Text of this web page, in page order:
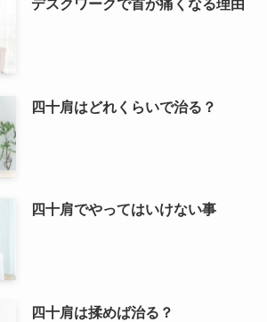
デスクワークで首が痛くなる理由
四十肩はどれくらいで治る？
四十肩でやってはいけない事
四十肩は揉めば治る？